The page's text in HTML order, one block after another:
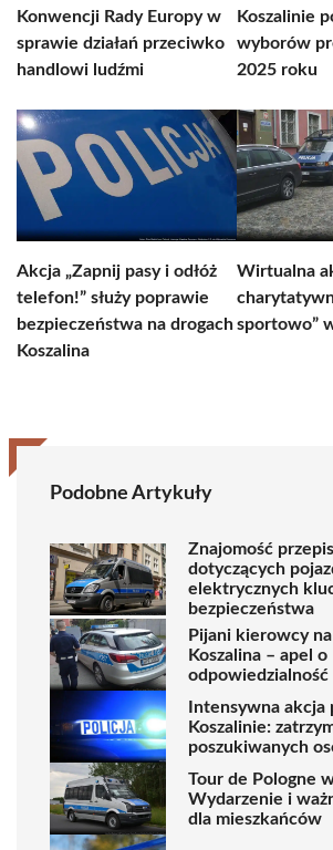
Konwencji Rady Europy w
sprawie działań przeciwko
handlowi ludźmi
Koszalinie
wyborów
2025 roku
Akcja „Zapnij pasy i odłóż
telefon!” służy poprawie
bezpieczeństwa na drogach
Koszalina
Wirtualna
sportowo”
Podobne Artykuły
Znajomość
dotyczących
elektrycznych
bezpieczeństwa
Pijani kierowcy
Koszalina – apel o
odpowiedzialność
Intensywna akcja
Koszalinie:
poszukiwanych
Tour de Pologne
Wydarzenie i
dla mieszkańców